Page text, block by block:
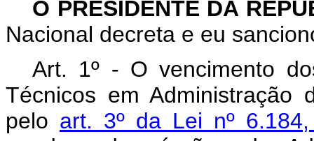
O PRESIDENTE DA
Nacional decreta e eu
Art. 1º - O vencimento
Técnicos em Administração
pelo art. 3º da Lei nº